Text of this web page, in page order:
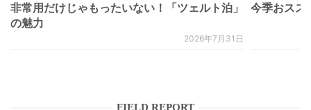
非常用だけじゃもったいない！「ツェルト泊」
の魅力
2026年7月31日
今季おスス
FIELD REPORT